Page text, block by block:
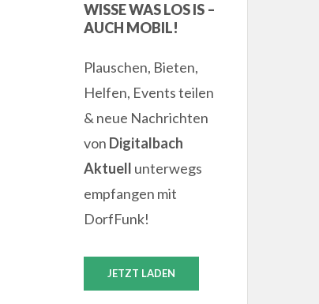
WISSE WAS LOS IS –
AUCH MOBIL!
Plauschen, Bieten,
Helfen, Events teilen
& neue Nachrichten
von Digitalbach
Aktuell unterwegs
empfangen mit
DorfFunk!
JETZT LADEN